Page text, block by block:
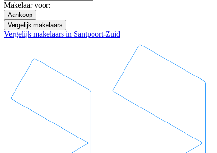
Makelaar voor:
Aankoop
Vergelijk makelaars
Vergelijk makelaars in Santpoort-Zuid